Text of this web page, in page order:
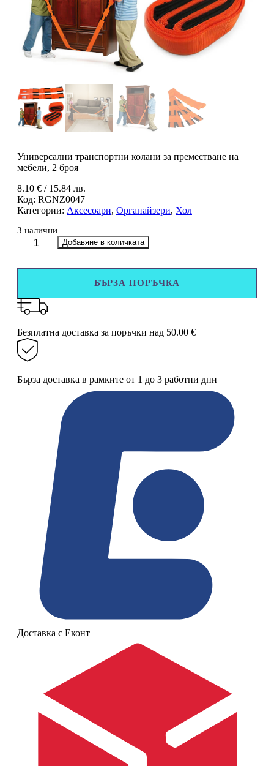
Универсални транспортни колани за преместване на
мебели, 2 броя
8.10 € / 15.84 лв.
Код: RGNZ0047
Категории: Аксесоари, Органайзери, Хол
3 налични
количество
за
преместване
на
мебели,
2
броя
Добавяне в количката
БЪРЗА ПОРЪЧКА
Безплатна доставка за поръчки над 50.00 €
Бърза доставка в рамките от 1 до 3 работни дни
Доставка с Еконт